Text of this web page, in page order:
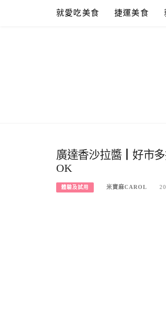
就愛吃美食 捷運美食
廣達香沙拉醬┃好市
OK
體驗及試用 米寶麻CAROL